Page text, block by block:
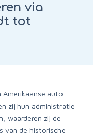
via
tot
Amerikaanse auto-
zij hun administratie
waarderen zij de
van de historische